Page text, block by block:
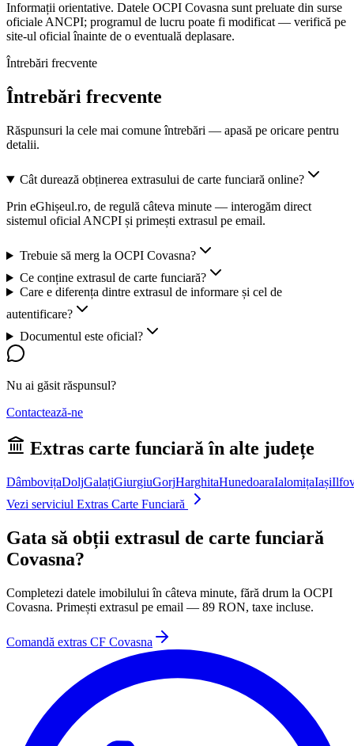
Informații orientative. Datele OCPI Covasna sunt preluate din surse
oficiale ANCPI; programul de lucru poate fi modificat — verifică pe
site-ul oficial înainte de o eventuală deplasare.
Întrebări frecvente
Întrebări frecvente
Răspunsuri la cele mai comune întrebări — apasă pe oricare pentru
detalii.
Cât durează obținerea extrasului de carte funciară online?
Prin eGhișeul.ro, de regulă câteva minute — interogăm direct
sistemul oficial ANCPI și primești extrasul pe email.
Trebuie să merg la OCPI Covasna?
Ce conține extrasul de carte funciară?
Care e diferența dintre extrasul de informare și cel de
autentificare?
Documentul este oficial?
Nu ai găsit răspunsul?
Contactează-ne
Extras carte funciară în alte județe
DâmbovițaDoljGalațiGiurgiuGorjHarghitaHunedoaraIalomițaIași
Vezi serviciul Extras Carte Funciară
Gata să obții extrasul de carte funciară
Covasna?
Completezi datele imobilului în câteva minute, fără drum la OCPI
Covasna. Primești extrasul pe email — 89 RON, taxe incluse.
Comandă extras CF Covasna